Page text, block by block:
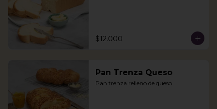
$12.000
Pan Trenza Queso
Pan trenza relleno de queso.